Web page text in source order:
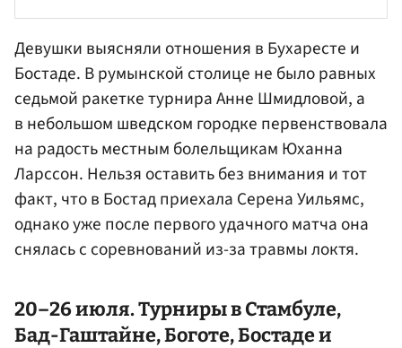
Девушки выясняли отношения в Бухаресте и
Бостаде. В румынской столице не было равных
седьмой ракетке турнира Анне Шмидловой, а
в небольшом шведском городке первенствовала
на радость местным болельщикам Юханна
Ларссон. Нельзя оставить без внимания и тот
факт, что в Бостад приехала Серена Уильямс,
однако уже после первого удачного матча она
снялась с соревнований из-за травмы локтя.
20–26 июля. Турниры в Стамбуле,
Бад-Гаштайне, Боготе, Бостаде и